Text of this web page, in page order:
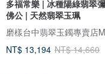
多福常樂 | 冰種陽綠翡翠
佛公 | 天然翡翠玉珮
NT$ 13,194 NT$ 14,660